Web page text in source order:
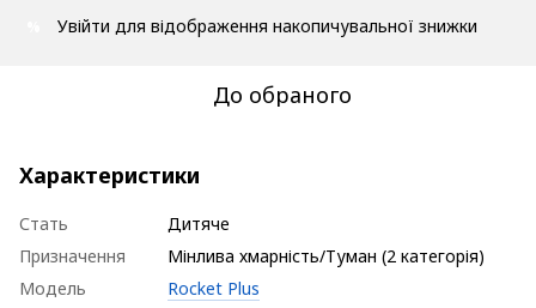
Увійти для відображення накопичувальної знижки
До обраного
Характеристики
Стать
Дитяче
Призначення
Мінлива хмарність/Туман (2 категорія)
Модель
Rocket Plus